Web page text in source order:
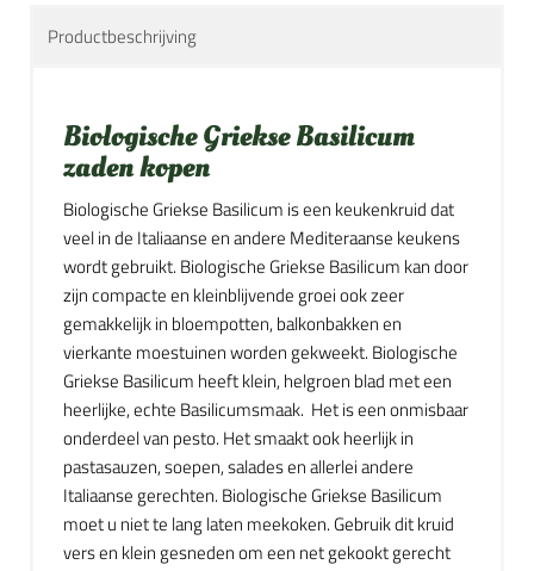
Productbeschrijving
Biologische Griekse Basilicum
zaden kopen
Biologische Griekse Basilicum is een keukenkruid dat
veel in de Italiaanse en andere Mediteraanse keukens
wordt gebruikt. Biologische Griekse Basilicum kan door
zijn compacte en kleinblijvende groei ook zeer
gemakkelijk in bloempotten, balkonbakken en
vierkante moestuinen worden gekweekt. Biologische
Griekse Basilicum heeft klein, helgroen blad met een
heerlijke, echte Basilicumsmaak. Het is een onmisbaar
onderdeel van pesto. Het smaakt ook heerlijk in
pastasauzen, soepen, salades en allerlei andere
Italiaanse gerechten. Biologische Griekse Basilicum
moet u niet te lang laten meekoken. Gebruik dit kruid
vers en klein gesneden om een net gekookt gerecht